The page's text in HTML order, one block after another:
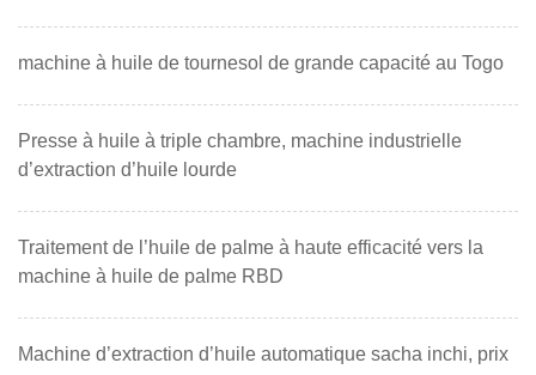
machine à huile de tournesol de grande capacité au Togo
Presse à huile à triple chambre, machine industrielle
d’extraction d’huile lourde
Traitement de l’huile de palme à haute efficacité vers la
machine à huile de palme RBD
Machine d’extraction d’huile automatique sacha inchi, prix